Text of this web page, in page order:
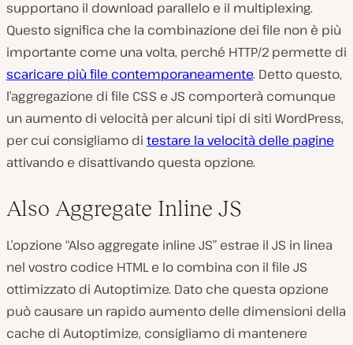
supportano il download parallelo e il multiplexing.
Questo significa che la combinazione dei file non è più
importante come una volta, perché HTTP/2 permette di
scaricare più file contemporaneamente. Detto questo,
l’aggregazione di file CSS e JS comporterà comunque
un aumento di velocità per alcuni tipi di siti WordPress,
per cui consigliamo di testare la velocità delle pagine
attivando e disattivando questa opzione.
Also Aggregate Inline JS
L’opzione “Also aggregate inline JS” estrae il JS in linea
nel vostro codice HTML e lo combina con il file JS
ottimizzato di Autoptimize. Dato che questa opzione
può causare un rapido aumento delle dimensioni della
cache di Autoptimize, consigliamo di mantenere